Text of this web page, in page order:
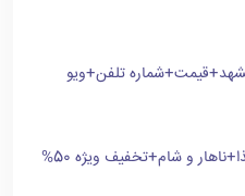
تلفن+ویو
و شام+تخفیف ویژه 50%